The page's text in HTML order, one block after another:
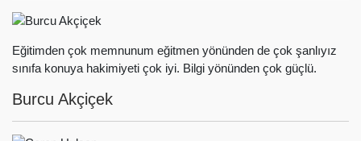
Eğitimden çok memnunum eğitmen yönünden de çok şanlıyız
sınıfa konuya hakimiyeti çok iyi. Bilgi yönünden çok güçlü.
Burcu Akçiçek